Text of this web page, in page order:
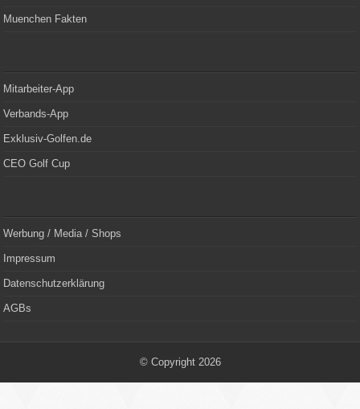
Muenchen Fakten
Mitarbeiter-App
Verbands-App
Exklusiv-Golfen.de
CEO Golf Cup
Werbung / Media / Shops
Impressum
Datenschutzerklärung
AGBs
© Copyright 2026